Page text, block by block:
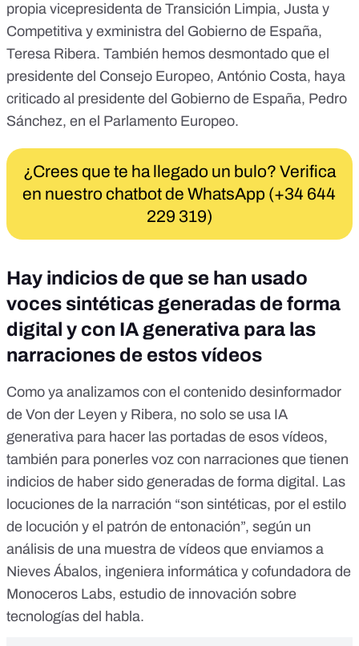
propia vicepresidenta de Transición Limpia, Justa y
Competitiva y exministra del Gobierno de España,
Teresa Ribera. También hemos desmontado que el
presidente del Consejo Europeo, António Costa, haya
criticado al presidente del Gobierno de España, Pedro
Sánchez, en el Parlamento Europeo.
¿Crees que te ha llegado un bulo? Verifica
en nuestro chatbot de WhatsApp (+34 644
229 319)
Hay indicios de que se han usado
voces sintéticas generadas de forma
digital y con IA generativa para las
narraciones de estos vídeos
Como ya analizamos con el contenido desinformador
de Von der Leyen y Ribera, no solo se usa IA
generativa para hacer las portadas de esos vídeos,
también para ponerles voz con narraciones que tienen
indicios de haber sido generadas de forma digital. Las
locuciones de la narración “son sintéticas, por el estilo
de locución y el patrón de entonación”, según un
análisis de una muestra de vídeos que enviamos a
Nieves Ábalos, ingeniera informática y cofundadora de
Monoceros Labs, estudio de innovación sobre
tecnologías del habla.